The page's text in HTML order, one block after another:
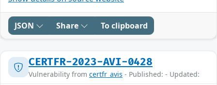
JSON Share To clipboard
CERTFR-2023-AVI-0428
Vulnerability from certfr_avis - Published: - Updated: